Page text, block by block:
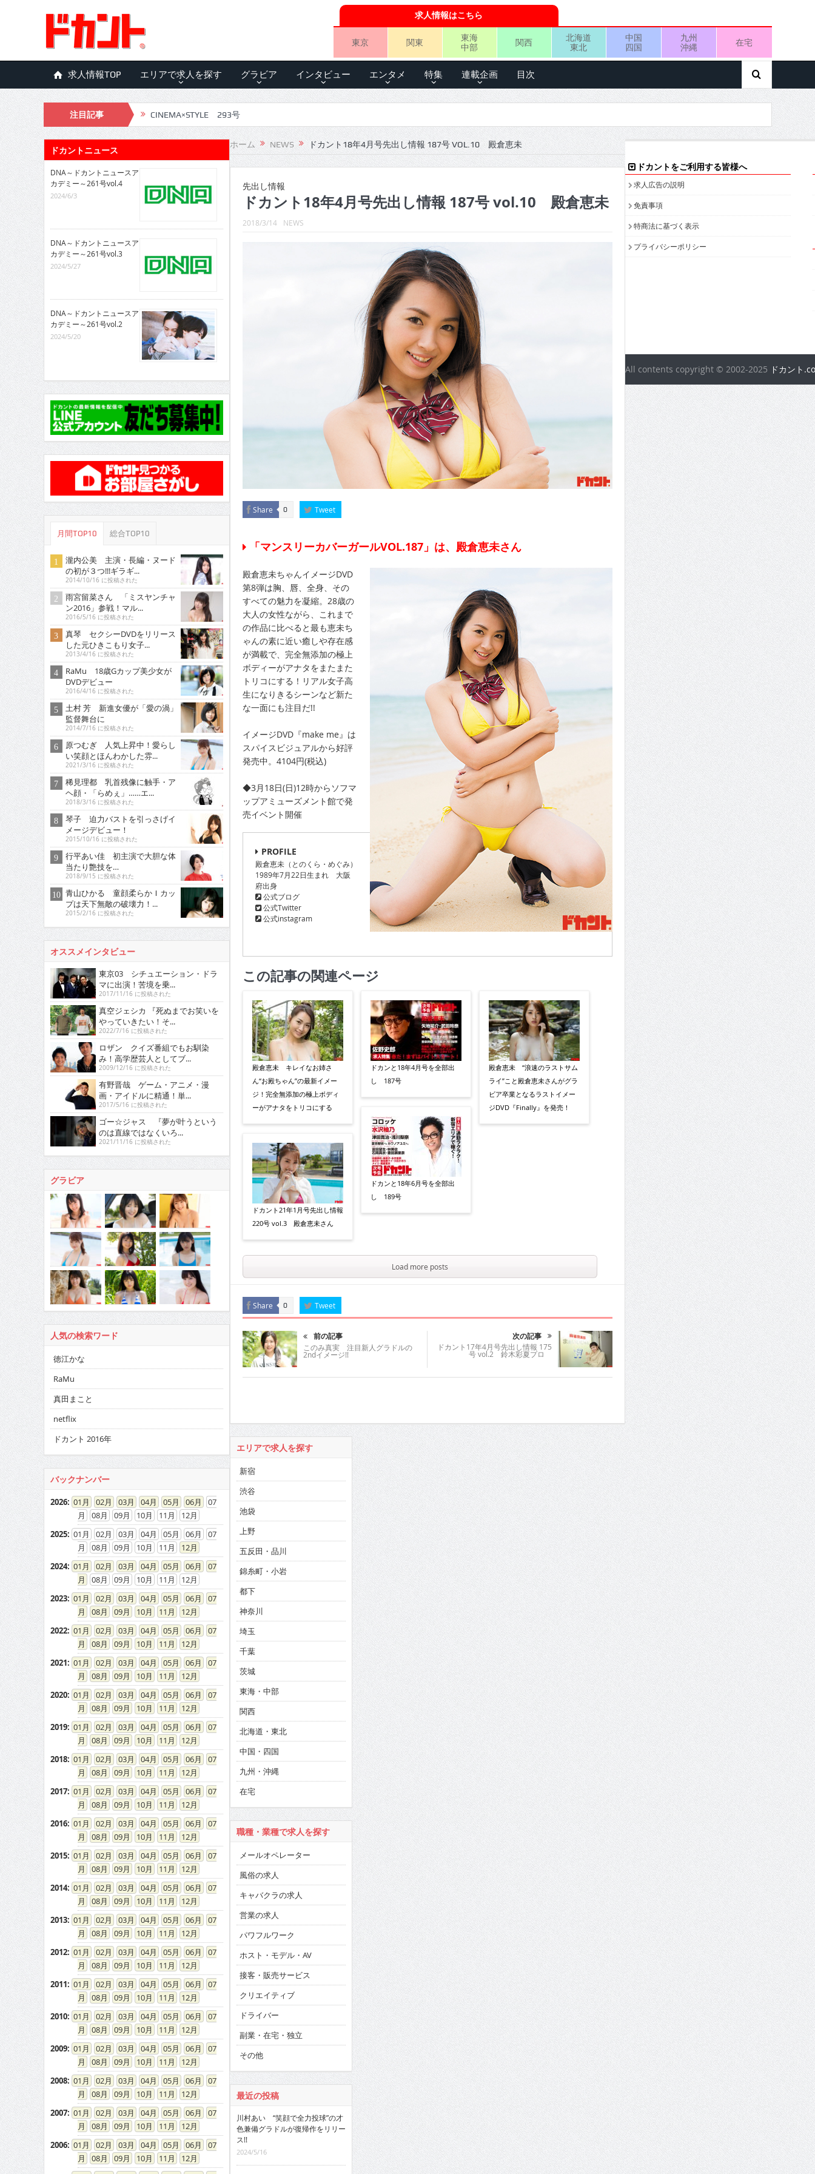
求人情報はこちら
東京 関東
東海
中部
関西
北海道
東北
中国
四国
九州
沖縄
在宅
求人情報TOP エリアで求人を探す グラビア インタビュー エンタメ 特集 連載企画 目次
注目記事 CINEMA×STYLE 293号
CINEMA×STYLE 292号
CINEMA×STYLE 291号
CINEMA×STYLE 290号
CINEMA×STYLE 289号
CINEMA×STYLE 288号
CINEMA×STYLE 286号
CINEMA×STYLE 285号
CINEMA×STYLE 294号
ホーム NEWS ドカント18年4月号先出し情報 187号 VOL.10 殿倉恵未
先出し情報
ドカント18年4月号先出し情報 187号 vol.10 殿倉恵未
2018/3/14 NEWS
Share 0 Tweet
「マンスリーカバーガールVOL.187」は、殿倉恵未さん
殿倉恵未ちゃんイメージDVD
第8弾は胸、唇、全身、その
すべての魅力を凝縮。28歳の
大人の女性ながら、これまで
の作品に比べると最も恵未ち
ゃんの素に近い癒しや存在感
が満載で、完全無添加の極上
ボディーがアナタをまたまた
トリコにする！リアル女子高
生になりきるシーンなど新た
な一面にも注目だ!!
イメージDVD『make me』は
スパイスビジュアルから好評
発売中。4104円(税込)
◆3月18日(日)12時からソフマ
ップアミューズメント館で発
売イベント開催
PROFILE
殿倉恵未（とのくら・めぐみ）
1989年7月22日生まれ 大阪
府出身
公式ブログ
公式Twitter
公式instagram
この記事の関連ページ
殿倉恵未 キレイなお姉さ
ん“お殿ちゃん”の最新イメー
ジ！完全無添加の極上ボディ
ーがアナタをトリコにする
ドカント21年1月号先出し情報
220号 vol.3 殿倉恵未さん
ドカンと18年4月号を全部出
し 187号
ドカンと18年6月号を全部出
し 189号
殿倉恵未 “浪速のラストサム
ライ”こと殿倉恵未さんがグラ
ビア卒業となるラストイメー
ジDVD『Finally』を発売！
Load more posts
Share 0 Tweet
前の記事
このみ真実 注目新人グラドルの
2ndイメージ!!
次の記事
ドカント17年4月号先出し情報 175
号 vol.2 鈴木彩夏プロ
エリアで求人を探す
新宿
渋谷
池袋
上野
五反田・品川
錦糸町・小岩
都下
神奈川
埼玉
千葉
茨城
東海・中部
関西
北海道・東北
中国・四国
九州・沖縄
在宅
職種・業種で求人を探す
メールオペレーター
風俗の求人
キャバクラの求人
営業の求人
パワフルワーク
ホスト・モデル・AV
接客・販売サービス
クリエイティブ
ドライバー
副業・在宅・独立
その他
最近の投稿
川村あい “笑顔で全力投球”の才
色兼備グラドルが復帰作をリリー
ス!!
2024/5/16
ドカントニュース
DNA～ドカントニュースア
カデミー～261号vol.4
2024/6/3
DNA～ドカントニュースア
カデミー～261号vol.3
2024/5/27
DNA～ドカントニュースア
カデミー～261号vol.2
2024/5/20
月間TOP10 総合TOP10
瀧内公美 主演・長編・ヌード
の初が３つ!!!ギラギ...
2014/10/16 に投稿された
雨宮留菜さん 「ミスヤンチャ
ン2016」参戦！マル...
2016/5/16 に投稿された
真琴 セクシーDVDをリリース
した元ひきこもり女子...
2013/4/16 に投稿された
RaMu 18歳Gカップ美少女が
DVDデビュー
2016/4/16 に投稿された
土村 芳 新進女優が「愛の渦」
監督舞台に
2014/7/16 に投稿された
原つむぎ 人気上昇中！愛らし
い笑顔とほんわかした雰...
2021/3/16 に投稿された
稀見理都 乳首残像に触手・ア
ヘ顔・「らめぇ」……エ...
2018/3/16 に投稿された
琴子 迫力バストを引っさげイ
メージデビュー！
2015/10/16 に投稿された
行平あい佳 初主演で大胆な体
当たり艶技を…
2018/9/15 に投稿された
青山ひかる 童顔柔らかＩカッ
プは天下無敵の破壊力！...
2015/2/16 に投稿された
オススメインタビュー
東京03 シチュエーション・ドラ
マに出演！苦境を乗...
2017/11/16 に投稿された
真空ジェシカ 『死ぬまでお笑いを
やっていきたい！そ...
2022/7/16 に投稿された
ロザン クイズ番組でもお馴染
み！高学歴芸人としてブ...
2009/12/16 に投稿された
有野晋哉 ゲーム・アニメ・漫
画・アイドルに精通！単...
2017/5/16 に投稿された
ゴー☆ジャス 『夢が叶うという
のは直線ではなくいろ...
2021/11/16 に投稿された
グラビア
人気の検索ワード
徳江かな
RaMu
真田まこと
netflix
ドカント 2016年
バックナンバー
2026: 01 02 03 04 05 06
07
08
09 10 11
12
2025: 01 02 03 04 05 06
07
08
09 10 11
12
2024: 01 02 03 04 05 06
07
08
09 10 11
12
2023: 01 02 03 04 05 06
07
08
09 10 11
12
2022: 01 02 03 04 05 06
07
08
09 10 11
12
2021: 01 02 03 04 05 06
07
08
09 10 11
12
2020: 01 02 03 04 05 06
07
08
09 10 11
12
2019: 01 02 03 04 05 06
07
08
09 10 11
12
2018: 01 02 03 04 05 06
07
08
09 10 11
12
2017: 01 02 03 04 05 06
07
08
09 10 11
12
2016: 01 02 03 04 05 06
07
08
09 10 11
12
2015: 01 02 03 04 05 06
07
08
09 10 11
12
2014: 01 02 03 04 05 06
07
08
09 10 11
12
2013: 01 02 03 04 05 06
07
08
09 10 11
12
2012: 01 02 03 04 05 06
07
08
09 10 11
12
2011: 01 02 03 04 05 06
07
08
09 10 11
12
2010: 01 02 03 04 05 06
07
08
09 10 11
12
2009: 01 02 03 04 05 06
07
08
09 10 11
12
2008: 01 02 03 04 05 06
07
08
09 10 11
12
2007: 01 02 03 04 05 06
07
08
09 10 11
12
2006: 01 02 03 04 05 06
07
08
09 10 11
12
ドカントをご利用する皆様へ
求人広告の説明
免責事項
特商法に基づく表示
プライバシーポリシー
All contents copyright © 2002-2025 ドカント